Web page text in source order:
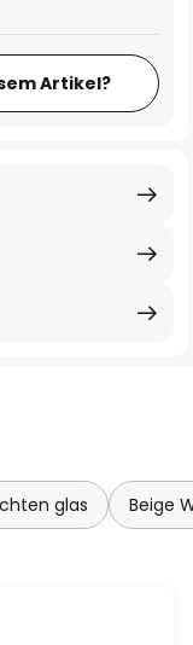
Artikel?
glas Beige